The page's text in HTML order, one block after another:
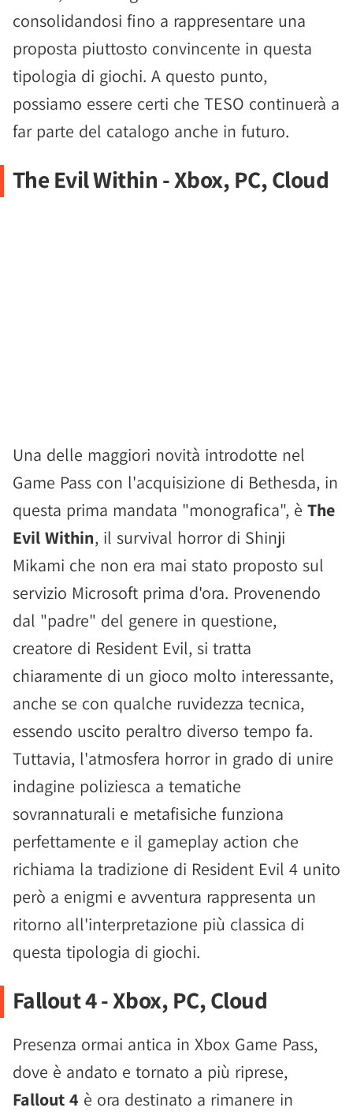
consolidandosi fino a rappresentare una
proposta piuttosto convincente in questa
tipologia di giochi. A questo punto,
possiamo essere certi che TESO continuerà a
far parte del catalogo anche in futuro.
The Evil Within - Xbox, PC, Cloud
Una delle maggiori novità introdotte nel
Game Pass con l'acquisizione di Bethesda, in
questa prima mandata "monografica", è The
Evil Within, il survival horror di Shinji
Mikami che non era mai stato proposto sul
servizio Microsoft prima d'ora. Provenendo
dal "padre" del genere in questione,
creatore di Resident Evil, si tratta
chiaramente di un gioco molto interessante,
anche se con qualche ruvidezza tecnica,
essendo uscito peraltro diverso tempo fa.
Tuttavia, l'atmosfera horror in grado di unire
indagine poliziesca a tematiche
sovrannaturali e metafisiche funziona
perfettamente e il gameplay action che
richiama la tradizione di Resident Evil 4 unito
però a enigmi e avventura rappresenta un
ritorno all'interpretazione più classica di
questa tipologia di giochi.
Fallout 4 - Xbox, PC, Cloud
Presenza ormai antica in Xbox Game Pass,
dove è andato e tornato a più riprese,
Fallout 4 è ora destinato a rimanere in